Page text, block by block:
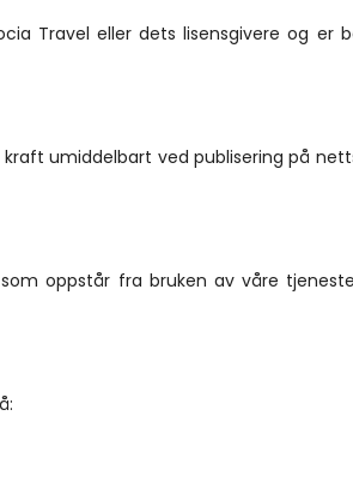
Travel eller dets lisensgivere og er
umiddelbart ved publisering på
oppstår fra bruken av våre